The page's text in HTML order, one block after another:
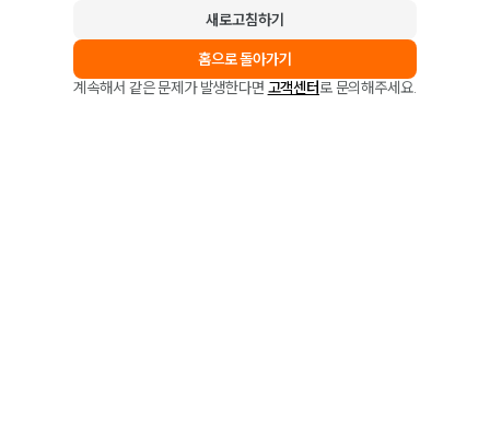
새로고침하기
홈으로 돌아가기
계속해서 같은 문제가 발생한다면 고객센터로 문의해주세요.